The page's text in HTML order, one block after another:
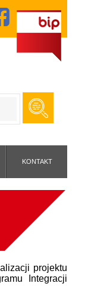
KONTAKT
projektu
Integracji